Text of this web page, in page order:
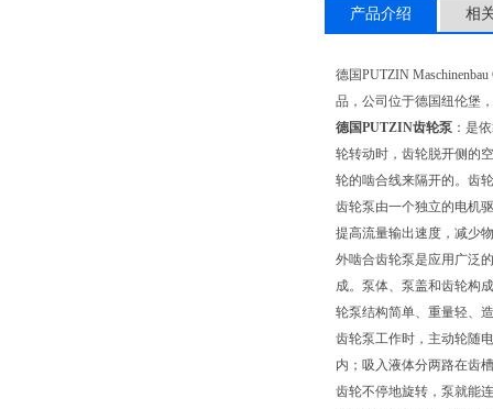
产品介绍 相
德国PUTZIN
品，公司位于德国纽伦堡
德国PUTZIN齿轮泵 ：是
轮转动时，齿轮脱开侧的
轮的啮合线来隔开的。齿
齿轮泵由一个独立的电机
提高流量输出速度，减少
外啮合齿轮泵是应用广泛
成。泵体、泵盖和齿轮构
轮泵结构简单、重量轻、
齿轮泵工作时，主动轮随
内；吸入液体分两路在齿
齿轮不停地旋转，泵就能